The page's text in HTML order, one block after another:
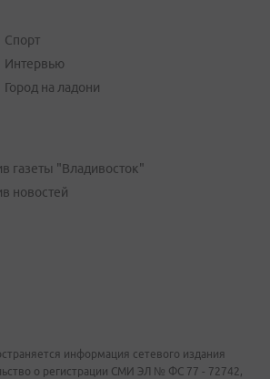
Спорт
Интервью
Город на ладони
газеты "Владивосток"
новостей
информация сетевого издания
о регистрации СМИ ЭЛ № ФС 77 - 72742,